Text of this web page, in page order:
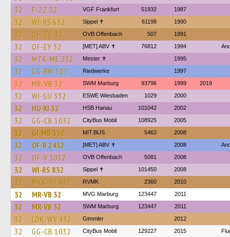
32 F-ZZ 32 VGF Frankfurt 51932 1987
32 WI-RS 632 Sippel ✝︎ 61198 1990
32 OF-ZU 32 OVB Offenbach 507 1991
32 OF-EY 32 [MET] ABV ✝ 76812 1994
32 MTK-ME 232 Mester ✝ 1995
32 GG-RW 507 Riedwerke 1997
32 MR-VB 32 SWM Marburg 93796 1999 2019
32 WI-GU 332 ESWE Wiesbaden 1029 2000
32 HU-XI 32 HSB Hanau 101042 2002
32 GG-CB 1032 CityBus Mobil 108925 2005
32 GI-MB 332 MIT.BUS 5463 2008
32 OF-B 2432 [MET] ABV ✝ 2008
32 OF-V 3032 OVB Offenbach 5081 2008
32 WI-RS 832 Sippel ✝︎ 101450 2008
32 MKK-RV 432 RVMK 2360 2010
32 MR-VB 32 MVG Marburg 123447 2011
32 MR-VB 32 SWM Marburg 123447 2011
32 LDK-WV 432 Gimmler 2012
32 GG-CB 1032 CityBus Mobil 129227 2015